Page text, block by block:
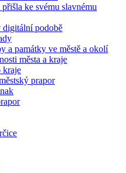
přišla ke svému slavnému
podobě
a památky ve městě a okolí
města a kraje
kraje
prapor